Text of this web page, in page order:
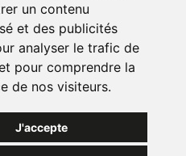
un contenu
et des publicités
analyser le trafic de
pour comprendre la
de nos visiteurs.
J'accepte
Abachra - APB 521704 - N°
700-592